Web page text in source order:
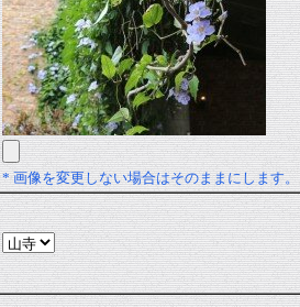
* 画像を変更しない場合はそのままにします。